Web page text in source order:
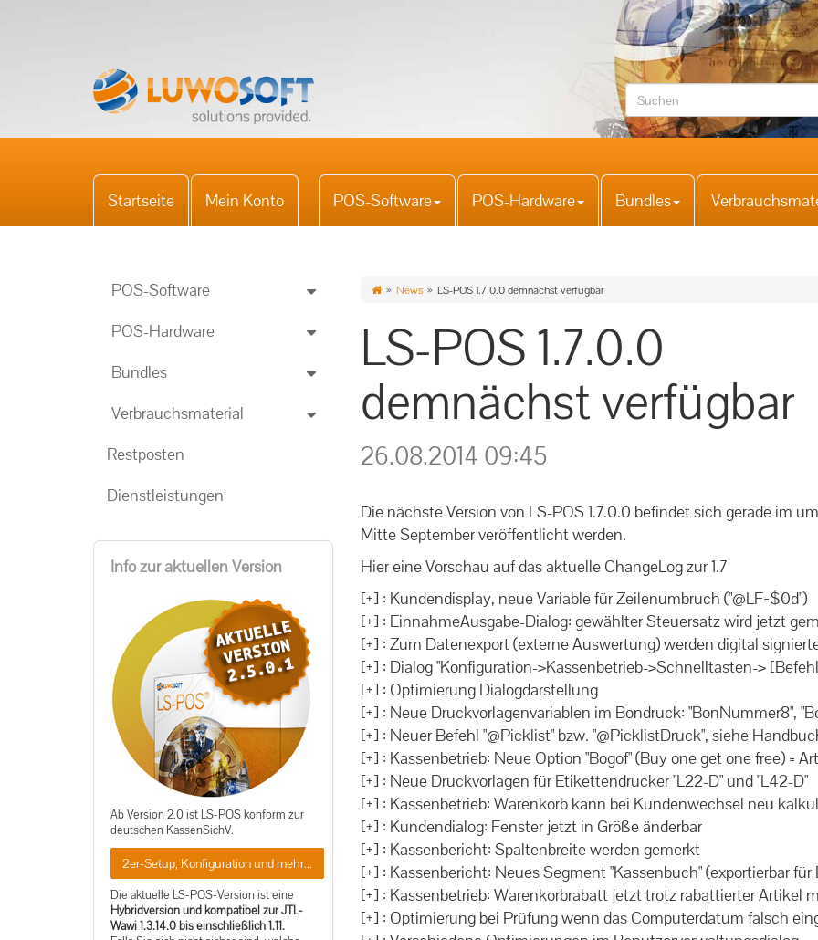
Startseite Mein Konto POS-Software POS-Hardware Bundles
News LS-POS 1.7.0.0 demnächst verfügbar
LS-POS 1.7.0.0
demnächst verfügbar
26.08.2014 09:45
Die nächste Version von LS-POS 1.7.0.0 befindet sich gerade im
Mitte September veröffentlicht werden.
Hier eine Vorschau auf das aktuelle ChangeLog zur 1.7
[+] : Kundendisplay, neue Variable für Zeilenumbruch ("@LF=$0d")
[+] : EinnahmeAusgabe-Dialog: gewählter Steuersatz wird jetzt
[+] : Zum Datenexport (externe Auswertung) werden digital
[+] : Dialog "Konfiguration->Kassenbetrieb->Schnelltasten->
[+] : Optimierung Dialogdarstellung
[+] : Neue Druckvorlagenvariablen im Bondruck: "BonNummer8",
[+] : Neuer Befehl "@Picklist" bzw. "@PicklistDruck", siehe
[+] : Kassenbetrieb: Neue Option "Bogof" (Buy one get one free) =
[+] : Neue Druckvorlagen für Etikettendrucker "L22-D" und "L42-D"
[+] : Kassenbetrieb: Warenkorb kann bei Kundenwechsel neu
[+] : Kundendialog: Fenster jetzt in Größe änderbar
[+] : Kassenbericht: Spaltenbreite werden gemerkt
[+] : Kassenbericht: Neues Segment "Kassenbuch" (exportierbar für
[+] : Kassenbetrieb: Warenkorbrabatt jetzt trotz rabattierter Artikel
[+] : Optimierung bei Prüfung wenn das Computerdatum falsch
POS-Software
POS-Hardware
Bundles
Verbrauchsmaterial
Restposten
Dienstleistungen
Info zur aktuellen Version
Ab Version 2.0 ist LS-POS konform zur
deutschen KassenSichV.
2er-Setup, Konfiguration und mehr...
Die aktuelle LS-POS-Version ist eine
Hybridversion und kompatibel zur JTL-
Wawi 1.3.14.0 bis einschließlich 1.11.